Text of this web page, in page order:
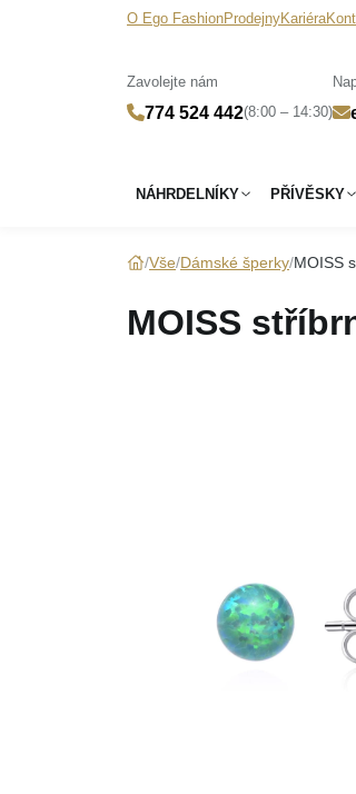
O Ego FashionProdejnyKariéra
Zavolejte nám
774 524 442(8:00 – 14:30)
NÁHRDELNÍKY PŘÍVĚSKY
Vše Dámské šperky MOISS
MOISS